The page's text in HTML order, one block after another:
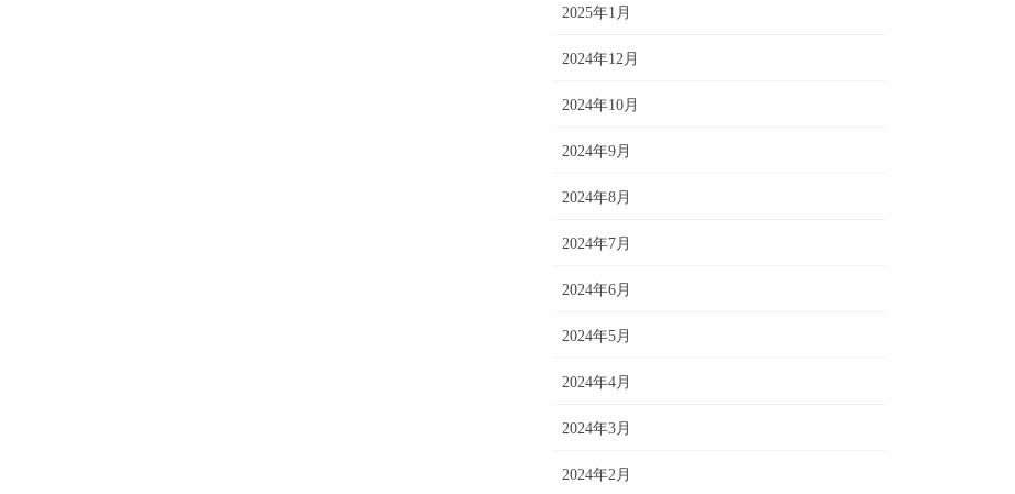
2025年1月
2024年12月
2024年10月
2024年9月
2024年8月
2024年7月
2024年6月
2024年5月
2024年4月
2024年3月
2024年2月